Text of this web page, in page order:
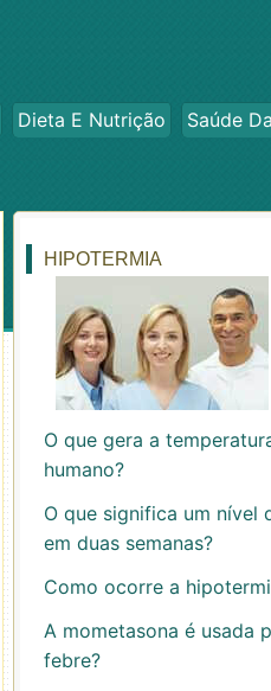
Dieta E Nutrição
Saúde
HIPOTERMIA
O que gera a
humano?
O que significa um nível
em duas semanas?
Como ocorre a
A mometasona é usada
febre?